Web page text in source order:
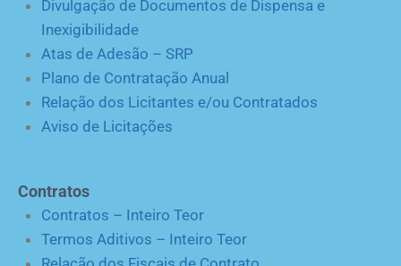
Divulgação de Documentos de Dispensa e
Inexigibilidade
Atas de Adesão – SRP
Plano de Contratação Anual
Relação dos Licitantes e/ou Contratados
Aviso de Licitações
Contratos
Contratos – Inteiro Teor
Termos Aditivos – Inteiro Teor